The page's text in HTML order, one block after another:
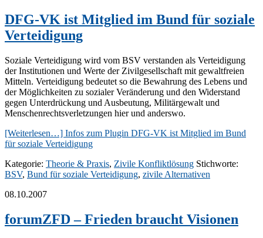
DFG-VK ist Mitglied im Bund für soziale
Verteidigung
Soziale Verteidigung wird vom BSV verstanden als Verteidigung
der Institutionen und Werte der Zivilgesellschaft mit gewaltfreien
Mitteln. Verteidigung bedeutet so die Bewahrung des Lebens und
der Möglichkeiten zu sozialer Veränderung und den Widerstand
gegen Unterdrückung und Ausbeutung, Militärgewalt und
Menschenrechtsverletzungen hier und anderswo.
[Weiterlesen…] Infos zum Plugin DFG-VK ist Mitglied im Bund
für soziale Verteidigung
Kategorie: Theorie & Praxis, Zivile Konfliktlösung Stichworte:
BSV, Bund für soziale Verteidigung, zivile Alternativen
08.10.2007
forumZFD – Frieden braucht Visionen